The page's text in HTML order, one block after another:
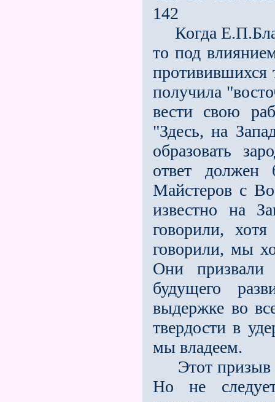
142
Когда
то под
противившихся
получила
вести свою
"Здесь, на
образовать
ответ
Майстеров с
известно на
говорили,
говорили, мы
Они призвали
будущего
выдержке во
твердости в
мы владеем.
Этот призыв
Но не